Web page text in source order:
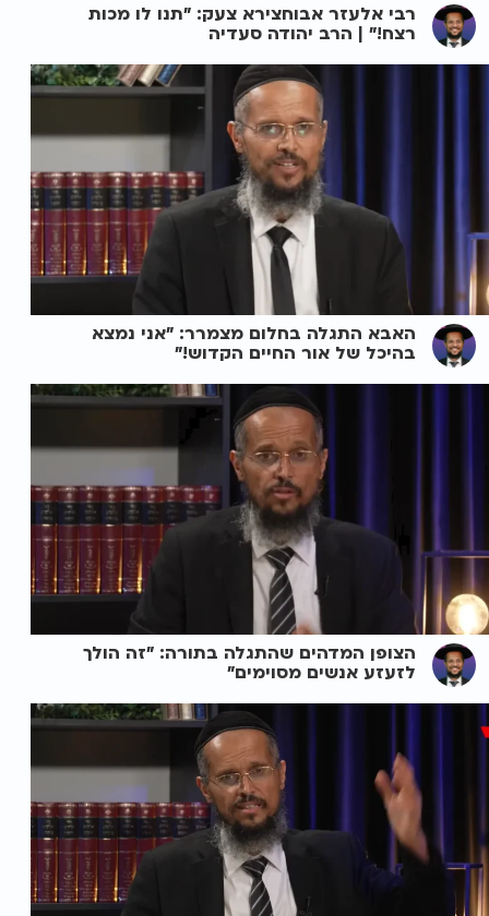
רבי אלעזר אבוחצירא צעק: "תנו לו מכות
רצח!" | הרב יהודה סעדיה
האבא התגלה בחלום מצמרר: "אני נמצא
בהיכל של אור החיים הקדוש!"
הצופן המדהים שהתגלה בתורה: "זה הולך
לזעזע אנשים מסוימים"